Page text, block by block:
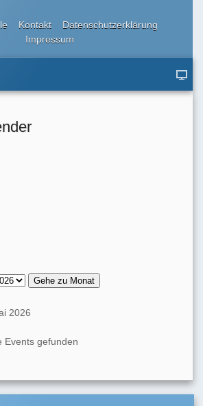
Kontakt
Datenschutzerklärung
Impressum
Gehe zu Monat
2026
Events gefunden